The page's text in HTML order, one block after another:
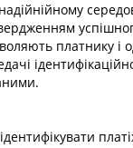
платнику і